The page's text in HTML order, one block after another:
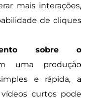
mais interações,
de cliques
sobre o
uma produção
e rápida, a
curtos pode